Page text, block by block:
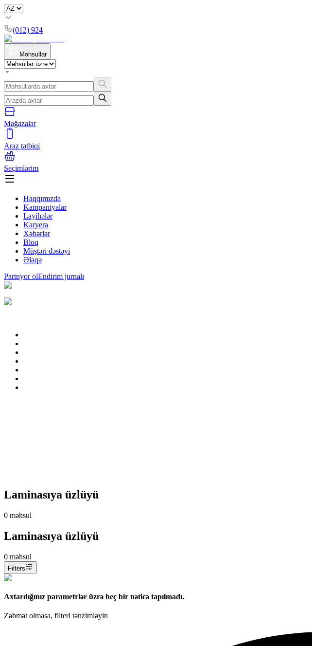
(012) 924
Məhsullar
Mağazalar
Araz tətbiqi
Seçimlərim
Haqqımızda
Kampaniyalar
Layihələr
Karyera
Xəbərlər
Bloq
Müştəri dəstəyi
Əlaqə
Partnyor olEndirim jurnalı
Laminasıya üzlüyü
0 məhsul
Laminasıya üzlüyü
0 məhsul
Filters
Axtardığınız parametrlər üzrə heç bir nəticə tapılmadı.
Zəhmət olmasa, filteri tənzimləyin